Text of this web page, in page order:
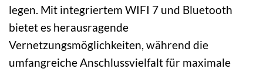
legen. Mit integriertem WIFI 7 und Bluetooth
bietet es herausragende
Vernetzungsmöglichkeiten, während die
umfangreiche Anschlussvielfalt für maximale